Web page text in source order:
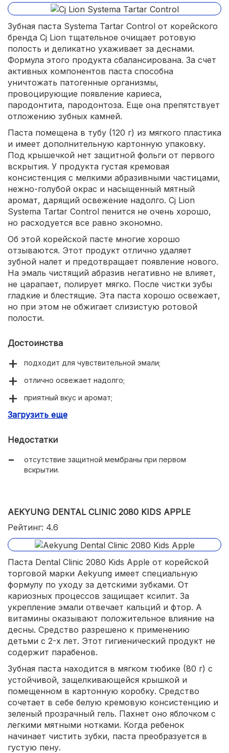
Зубная паста Systema Tartar Control от корейского
бренда Cj Lion тщательное очищает ротовую
полость и деликатно ухаживает за деснами.
Формула этого продукта сбалансирована. За счет
активных компонентов паста способна
уничтожать патогенные организмы,
провоцирующие появление кариеса,
пародонтита, пародонтоза. Еще она препятствует
отложению зубных камней.
Паста помещена в тубу (120 г) из мягкого пластика
и имеет дополнительную картонную упаковку.
Под крышечкой нет защитной фольги от первого
вскрытия. У продукта густая кремовая
консистенция с мелкими абразивными частицами,
нежно-голубой окрас и насыщенный мятный
аромат, дарящий освежение надолго. Cj Lion
Systema Tartar Control пенится не очень хорошо,
но расходуется все равно экономно.
Об этой корейской пасте многие хорошо
отзываются. Этот продукт отлично удаляет
зубной налет и предотвращает появление нового.
На эмаль чистящий абразив негативно не влияет,
не царапает, полирует мягко. После чистки зубы
гладкие и блестящие. Эта паста хорошо освежает,
но при этом не обжигает слизистую ротовой
полости.
Достоинства
подходит для чувствительной эмали;
отлично освежает надолго;
приятный вкус и аромат;
хорошо очищает зубной камень;
Загрузить еще
Недостатки
отсутствие защитной мембраны при первом
вскрытии.
AEKYUNG DENTAL CLINIC 2080 KIDS APPLE
Рейтинг: 4.6
Паста Dental Clinic 2080 Kids Apple от корейской
торговой марки Aekyung имеет специальную
формулу по уходу за детскими зубками. От
кариозных процессов защищает ксилит. За
укрепление эмали отвечает кальций и фтор. А
витамины оказывают положительное влияние на
десны. Средство разрешено к применению
детьми с 2-х лет. Этот гигиенический продукт не
содержит парабенов.
Зубная паста находится в мягком тюбике (80 г) с
устойчивой, защелкивающейся крышкой и
помещенном в картонную коробку. Средство
сочетает в себе белую кремовую консистенцию и
зеленый прозрачный гель. Пахнет оно яблочком с
легкими мятными нотками. Когда ребенок
начинает чистить зубки, паста преобразуется в
густую пену.